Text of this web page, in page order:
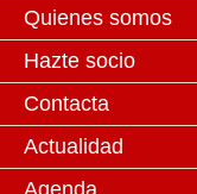
Quienes somos
Hazte socio
Contacta
Actualidad
Agenda